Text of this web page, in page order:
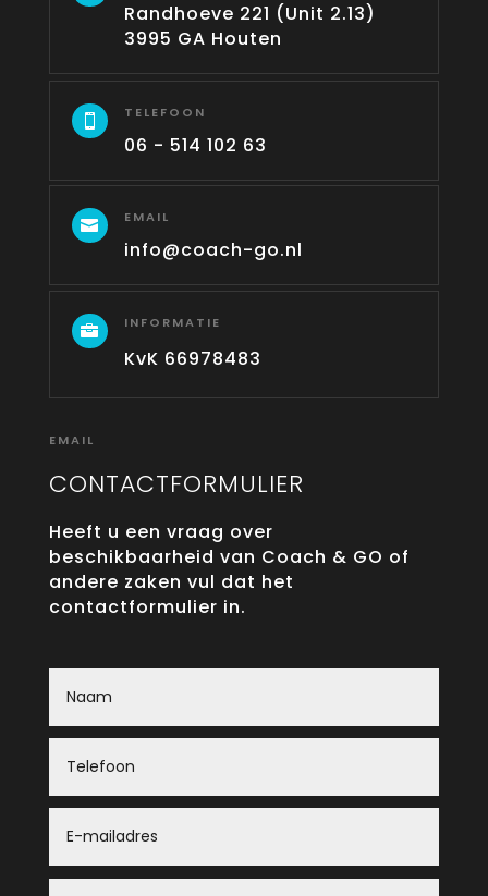
Randhoeve 221 (Unit 2.13)
3995 GA Houten
 TELEFOON
06 - 514 102 63
 EMAIL
info@coach-go.nl
 INFORMATIE
KvK 66978483
EMAIL
CONTACTFORMULIER
Heeft u een vraag over
beschikbaarheid van Coach & GO of
andere zaken vul dat het
contactformulier in.